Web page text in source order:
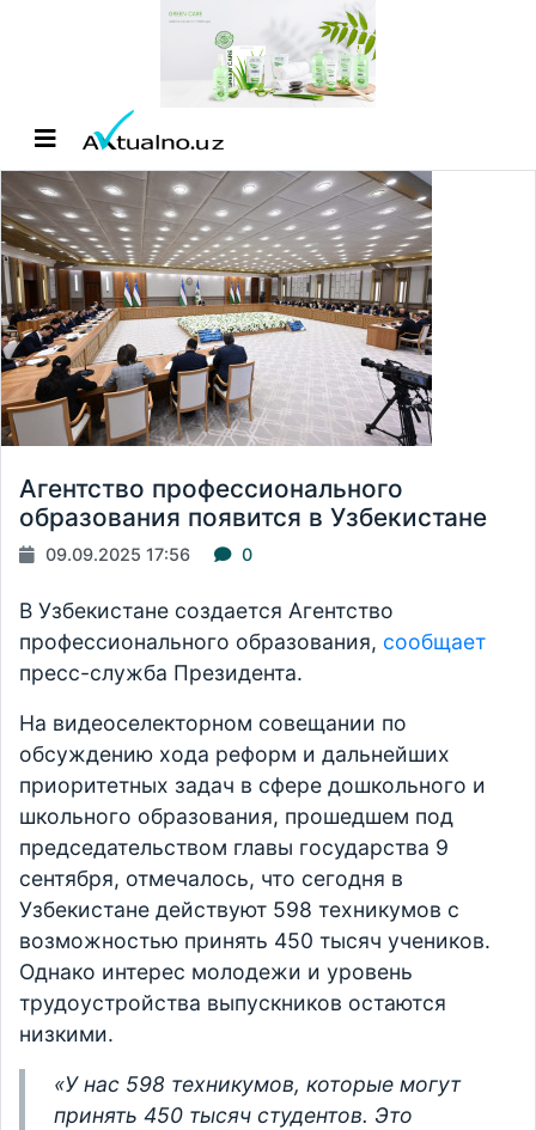
Агентство профессионального
образования появится в Узбекистане
09.09.2025 17:56 0
В Узбекистане создается Агентство
профессионального образования, сообщает
пресс-служба Президента.
На видеоселекторном совещании по
обсуждению хода реформ и дальнейших
приоритетных задач в сфере дошкольного и
школьного образования, прошедшем под
председательством главы государства 9
сентября, отмечалось, что сегодня в
Узбекистане действуют 598 техникумов с
возможностью принять 450 тысяч учеников.
Однако интерес молодежи и уровень
трудоустройства выпускников остаются
низкими.
«У нас 598 техникумов, которые могут
принять 450 тысяч студентов. Это